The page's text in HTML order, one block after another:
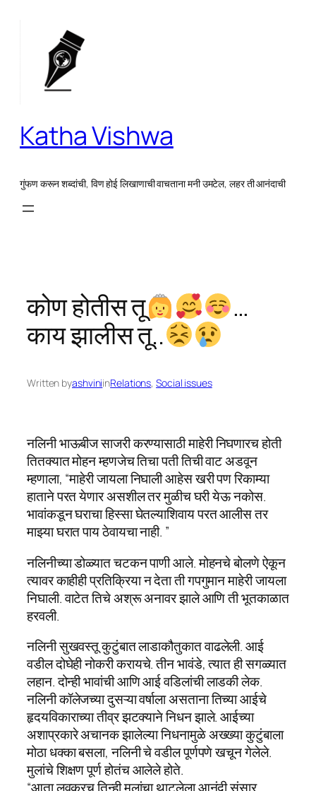
content
Katha Vishwa
गुंफण करून शब्दांची, विण होई लिखाणाची वाचताना मनी उमटेल, लहर ती आनंदाची
कोण होतीस तू
…
काय झालीस तू..
Written byashviniinRelations, Social issues
नलिनी भाऊबीज साजरी करण्यासाठी माहेरी निघणारच होती
तितक्यात मोहन म्हणजेच तिचा पती तिची वाट अडवून
म्हणाला, “माहेरी जायला निघाली आहेस खरी पण रिकाम्या
हाताने परत येणार असशील तर मुळीच घरी येऊ नकोस.
भावांकडून घराचा हिस्सा घेतल्याशिवाय परत आलीस तर
माझ्या घरात पाय ठेवायचा नाही. ”
नलिनीच्या डोळ्यात चटकन पाणी आले. मोहनचे बोलणे ऐकून
त्यावर काहीही प्रतिक्रिया न देता ती गपगुमान माहेरी जायला
निघाली. वाटेत तिचे अश्रू अनावर झाले आणि ती भूतकाळात
हरवली.
नलिनी सुखवस्तू कुटुंबात लाडाकौतुकात वाढलेली. आई
वडील दोघेही नोकरी करायचे. तीन भावंडे, त्यात ही सगळ्यात
लहान. दोन्ही भावांची आणि आई वडिलांची लाडकी लेक.
नलिनी कॉलेजच्या दुसऱ्या वर्षाला असताना तिच्या आईचे
हृदयविकाराच्या तीव्र झटक्याने निधन झाले. आईच्या
अशाप्रकारे अचानक झालेल्या निधनामुळे अख्ख्या कुटुंबाला
मोठा धक्का बसला, नलिनी चे वडील पूर्णपणे खचून गेलेले.
मुलांचे शिक्षण पूर्ण होतंच आलेले होते.